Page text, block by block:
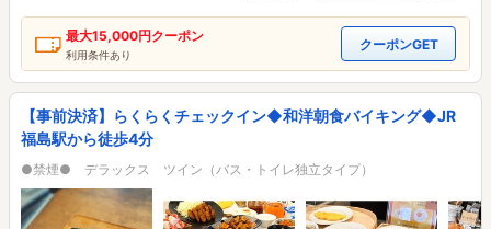
最大15,000円クーポン
利用条件あり
クーポンGET
【事前決済】らくらくチェックイン◆和洋朝食バイキング◆JR
福島駅から徒歩4分
●禁煙● デラックス ツイン（バス・トイレ独立タイプ）